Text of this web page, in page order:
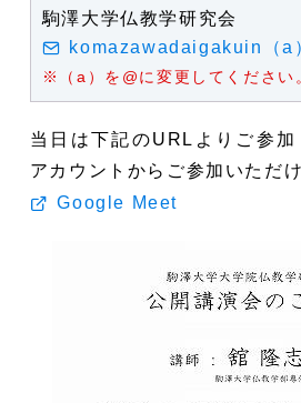
駒澤大学仏教学研究会
komazawadaigakuin（a
※（a）を@に変更してください
当日は下記のURLよりご参
アカウントからご参加いただけ
Google Meet